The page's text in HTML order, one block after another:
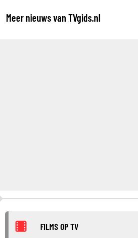
Meer nieuws van TVgids.nl
FILMS OP TV